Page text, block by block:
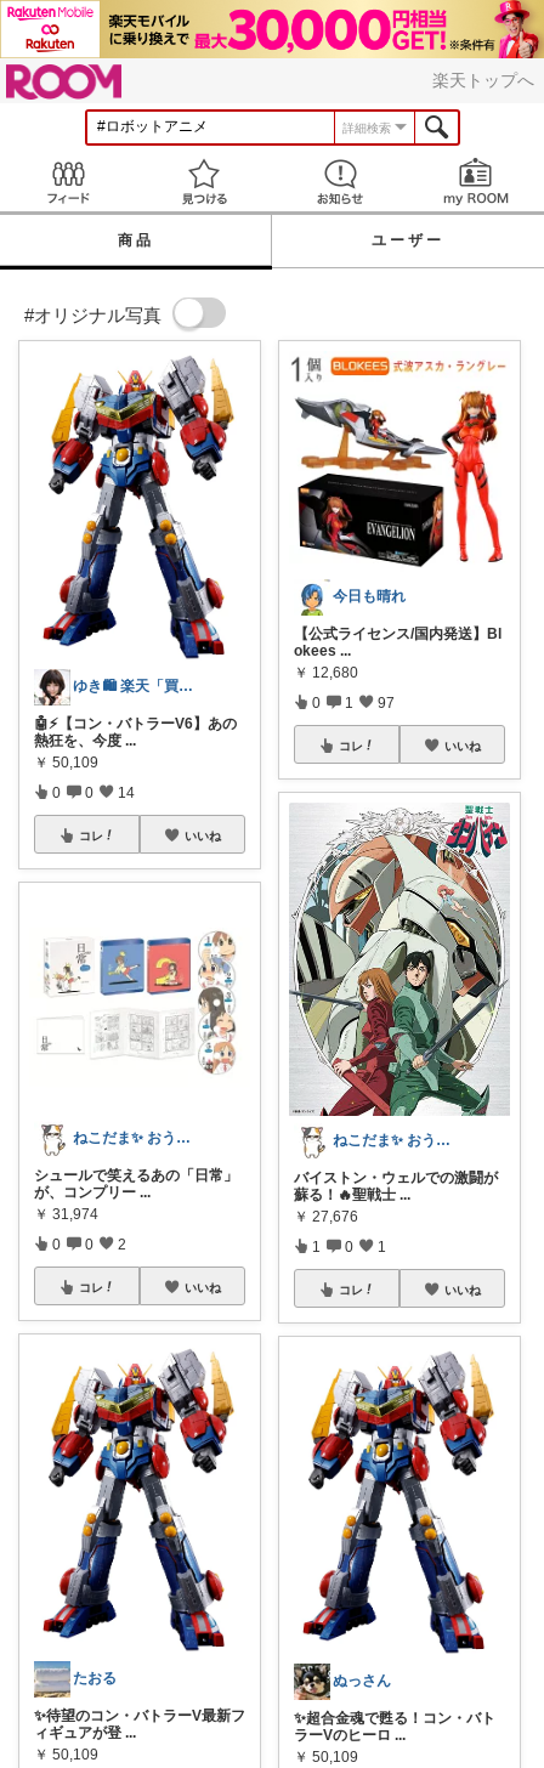
楽天トップへ
詳細検索
見つける お知らせ
商品 ユーザー
#オリジナル写真
ゆき🛍️ 楽天「買ってよかった」を厳選
🤖⚡【コン・バトラーV6】あの
熱狂を、今度 ...
￥ 50,109
0 0 14
コレ いいね
ねこだま✨ おうち時間充実ROOM🐾
シュールで笑えるあの「日常」
が、コンプリー ...
￥ 31,974
0 0 2
コレ いいね
たおる
✨待望のコン・バトラーV最新フ
ィギュアが登 ...
￥ 50,109
今日も晴れ
【公式ライセンス/国内発送】Bl
okees ...
￥ 12,680
0 1 97
コレ いいね
ねこだま✨ おうち時間充実ROOM🐾
バイストン・ウェルでの激闘が
蘇る！🔥聖戦士 ...
￥ 27,676
1 0 1
コレ いいね
ぬっさん
✨超合金魂で甦る！コン・バト
ラーVのヒーロ ...
￥ 50,109